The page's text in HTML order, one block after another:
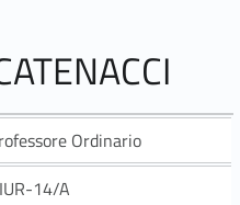
Ordinario
14/A